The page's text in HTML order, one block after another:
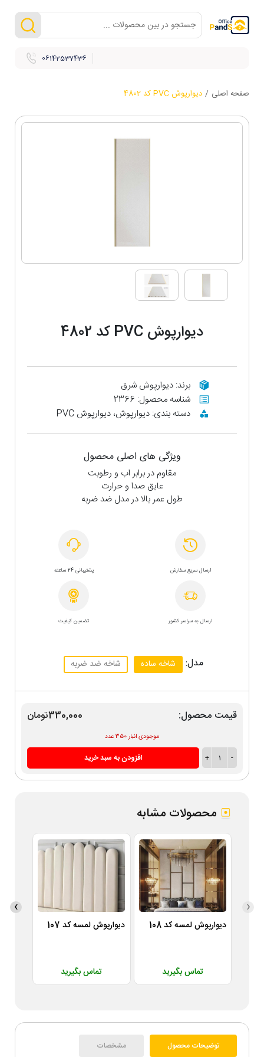
06142537436
صفحه اصلی / دیوارپوش PVC کد 4802
دیوارپوش PVC کد 4802
برند: دیوارپوش شرق
شناسه محصول: 2366
دسته بندی: دیوارپوش، دیوارپوش PVC
ویژگی های اصلی محصول
مقاوم در برابر اب و رطوبت
عایق صدا و حرارت
طول عمر بالا در مدل ضد ضربه
ارسال سریع سفارش پشتیبانی 24 ساعته
ارسال به سراسر کشور تضمین کیفیت
مدل: شاخه ساده شاخه ضد ضربه
قیمت محصول: 330,000تومان
موجودی انبار 350 عدد
-
1
+ افزودن به سبد خرید
محصولات مشابه
دیوارپوش لمسه کد 108
تماس بگیرید
دیوارپوش لمسه کد 107
تماس بگیرید
‹
›
توضیحات محصول مشخصات